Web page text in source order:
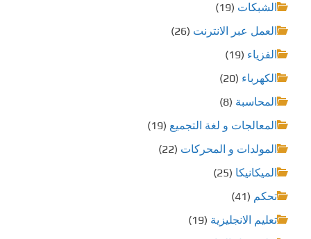
الشبكات (19)
العمل عبر الانترنت (26)
الفزياء (19)
الكهرباء (20)
المحاسبة (8)
المعالجات و لغة التجميع (19)
المولدات و المحركات (22)
الميكانيكا (25)
تحكم (41)
تعليم الانجليزية (19)